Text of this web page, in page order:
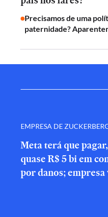
Precisamos de uma
paternidade?
EMPRESA DE
Meta terá que
quase R$ 5 bi em
por danos;